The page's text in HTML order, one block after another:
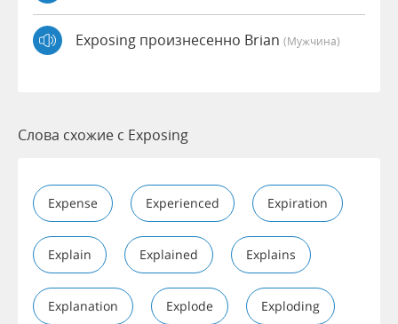
Exposing произнесенно Brian (мужчина)
Слова схожие с Exposing
Expense Experienced Expiration
Explain Explained Explains
Explanation Explode Exploding